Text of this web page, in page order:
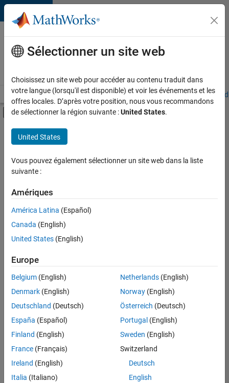
Passer au contenu
Votre
carrière
chez
Accueil Explorer nos opportunités Adresses de nos bureaux
Activer/désactiver l'affichage du menu
Contenu principal
FILTRER PAR
Infrastructure et architecture
Développement de produits
Gestion des programmes
Enregistrer
sélectionnées
Les
descriptions
poste
n’ont
pas
été
traduites.
Sélectionner un site web
Choisissez un site web pour accéder au contenu traduit dans
votre langue (lorsqu'il est disponible) et voir les événements et les
offres locales. D’après votre position, nous vous recommandons
de sélectionner la région suivante :United States.
United States
Vous pouvez également sélectionner un site web dans la liste
suivante :
Amériques
América Latina (Español)
Canada (English)
United States (English)
Europe
Belgium (English)
Denmark (English)
Deutschland (Deutsch)
España (Español)
Finland (English)
France (Français)
Ireland (English)
Italia (Italiano)
Netherlands(English)
Norway(English)
Österreich (Deutsch)
Portugal (English)
Sweden (English)
Switzerland
Deutsch
English